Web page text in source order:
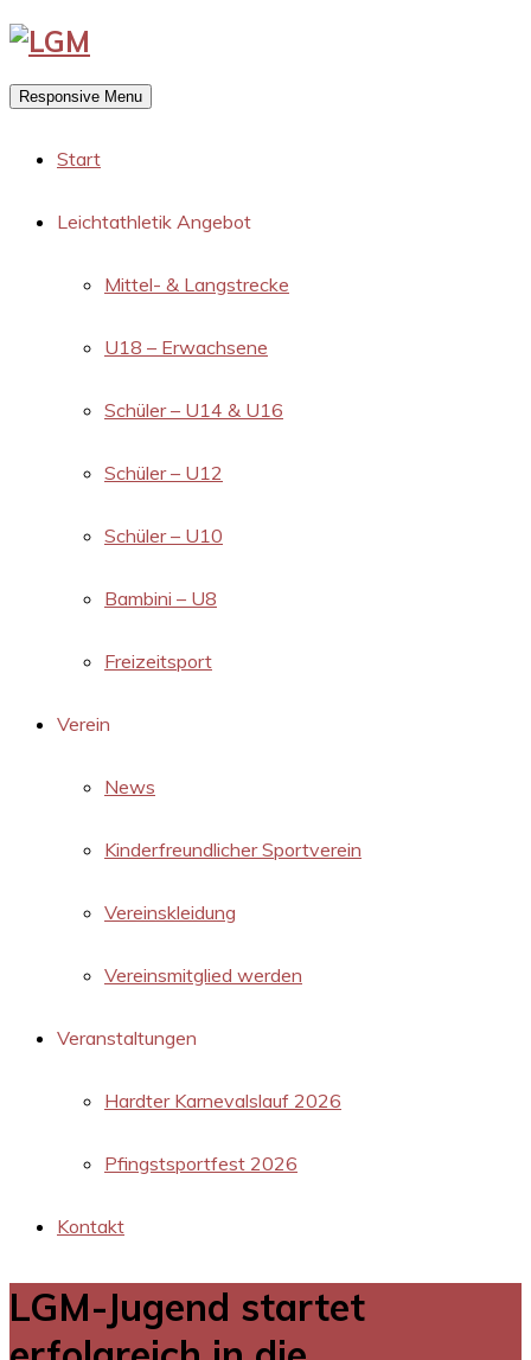
Responsive Menu
Start
Leichtathletik Angebot
Mittel- & Langstrecke
U18 – Erwachsene
Schüler – U14 & U16
Schüler – U12
Schüler – U10
Bambini – U8
Freizeitsport
Verein
News
Kinderfreundlicher Sportverein
Vereinskleidung
Vereinsmitglied werden
Veranstaltungen
Hardter Karnevalslauf 2026
Pfingstsportfest 2026
Kontakt
LGM-Jugend startet